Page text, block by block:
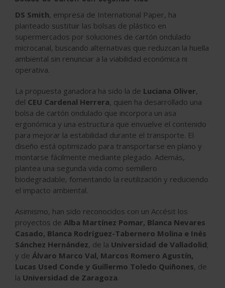
DS Smith, empresa de International Paper, ha
planteado sustituir las bolsas de plástico en
supermercados por soluciones de cartón ondulado
microcanal, buscando alternativas que reduzcan la huella
ambiental sin renunciar a la viabilidad económica ni
operativa.
La propuesta ganadora ha sido la de Luciana Oliver,
del CEU Cardenal Herrera, quien ha desarrollado una
bolsa de cartón ondulado que incorpora un asa
ergonómica y una estructura que envuelve el contenido
para mejorar la estabilidad durante el transporte. El
diseño está optimizado para transportarse en plano y
montarse fácilmente mediante plegado. Además,
plantea una segunda vida como semillero
biodegradable, fomentando la reutilización y reduciendo
el impacto ambiental.
Asimismo, han sido reconocidos con un Accésit los
proyectos de Alba Martínez Pomar, Blanca Nevares
Casado, Blanca Rodríguez-Tabernero Molina e Inés
Sánchez Hernández, de la Universidad de Valladolid;
y de Álvaro Marco Val, Marcos Romero Agustín,
Lucas Used Conde y Guillermo Toledo Quiñones, de
la Universidad de Zaragoza.